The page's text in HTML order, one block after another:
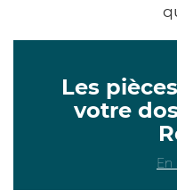
Les
votre
En